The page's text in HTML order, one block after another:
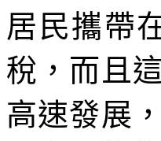
居民攜帶
稅，而且
高速發展